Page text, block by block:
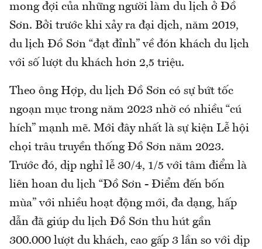
mong đợi của những người làm du lịch ở Đồ
Sơn. Bởi trước khi xảy ra đại dịch, năm 2019,
du lịch Đồ Sơn “đạt đỉnh” về đón khách du lịch
với số lượt du khách hơn 2,5 triệu.
Theo ông Hợp, du lịch Đồ Sơn có sự bứt tốc
ngoạn mục trong năm 2023 nhờ có nhiều “cú
hích” mạnh mẽ. Mới đây nhất là sự kiện Lễ hội
chọi trâu truyền thống Đồ Sơn năm 2023.
Trước đó, dịp nghỉ lễ 30/4, 1/5 với tâm điểm là
liên hoan du lịch “Đồ Sơn - Điểm đến bốn
mùa” với nhiều hoạt động mới, đa dạng, hấp
dẫn đã giúp du lịch Đồ Sơn thu hút gần
300.000 lượt du khách, cao gấp 3 lần so với dịp